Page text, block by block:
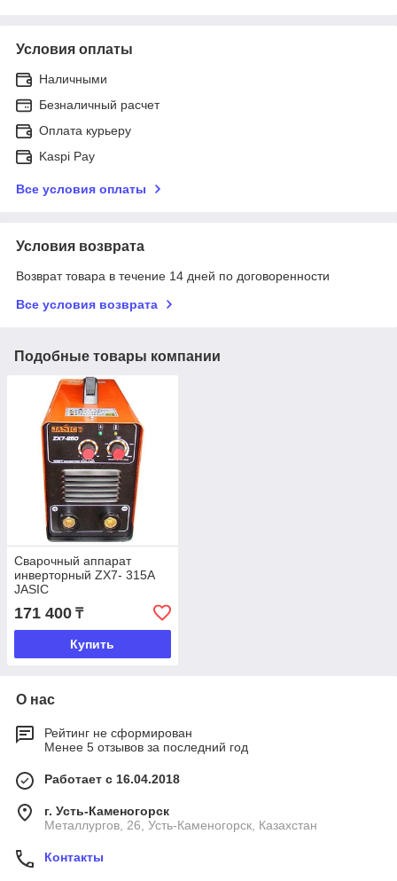
Условия оплаты
Наличными
Безналичный расчет
Оплата курьеру
Kaspi Pay
Все условия оплаты
Условия возврата
Возврат товара в течение 14 дней по договоренности
Все условия возврата
Подобные товары компании
Сварочный аппарат
инверторный ZX7- 315A
JASIC
171 400 ₸
Купить
О нас
Рейтинг не сформирован
Менее 5 отзывов за последний год
Работает с 16.04.2018
г. Усть-Каменогорск
Металлургов, 26, Усть-Каменогорск, Казахстан
Контакты